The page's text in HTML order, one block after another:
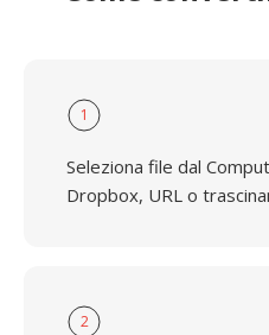
1
Seleziona file dal
Dropbox, URL o
2